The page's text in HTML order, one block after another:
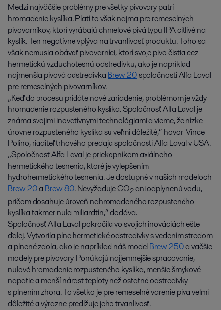
Medzi najväčšie problémy pre všetky pivovary patrí
hromadenie kyslíka. Platí to však najmä pre remeselných
pivovarníkov, ktorí vyrábajú chmeľové pivá typu IPA citlivé na
kyslík. Ten negatívne vplýva na trvanlivosť produktu. Toho sa
však nemusia obávať pivovarníci, ktorí svoje pivo čistia cez
hermetickú vzduchotesnú odstredivku, ako je napríklad
najmenšia pivová odstredivka Brew 20spoločnosti Alfa Laval
pre remeselných pivovarníkov.
„Keď do procesu pridáte nové zariadenie, problémom je vždy
hromadenie rozpusteného kyslíka. Spoločnosť Alfa Laval je
známa svojimi inovatívnymi technológiami a vieme, že nízke
úrovne rozpusteného kyslíka sú veľmi dôležité,“ hovorí Vince
Polino, riaditeľ trhového predaja spoločnosti Alfa Laval v USA.
„Spoločnosť Alfa Laval je priekopníkom axiálneho
hermetického tesnenia, ktoré je vylepšením
hydrohermetického tesnenia. Je dostupné v našich modeloch
Brew 20a Brew 80. Nevyžaduje CO2ani odplynenú vodu,
pričom dosahuje úroveň nahromadeného rozpusteného
kyslíka takmer nula miliardtín,“ dodáva.
Spoločnosť Alfa Laval pokročila vo svojich inováciách ešte
ďalej. Vytvorila plne hermetické odstredivky s vedením stredom
a plnené zdola, ako je napríklad náš modelBrew 250a väčšie
modely pre pivovary. Ponúkajú najjemnejšie spracovanie,
nulové hromadenie rozpusteného kyslíka, menšie šmykové
napätie a menší nárast teploty než ostatné odstredivky
s plnením zhora. To všetko je pre remeselné varenie piva veľmi
dôležité a výrazne predlžuje jeho trvanlivosť.